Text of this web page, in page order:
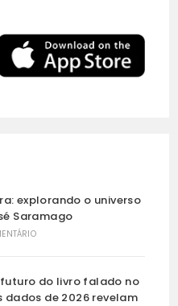
explorando o universo
Saramago
do livro falado no
dados de 2026 revelam